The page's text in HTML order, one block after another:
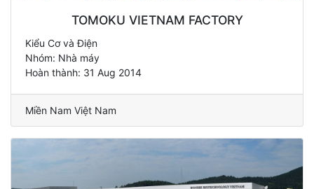
TOMOKU VIETNAM FACTORY
Kiểu Cơ và Điện
Nhóm: Nhà máy
Hoàn thành: 31 Aug 2014
Miền Nam Việt Nam